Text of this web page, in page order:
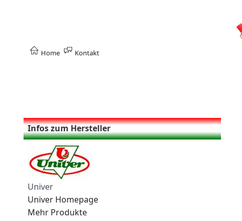
Home Kontakt
Infos zum Hersteller
Univer
Univer Homepage
Mehr Produkte